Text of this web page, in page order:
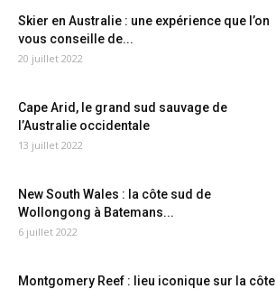
Skier en Australie : une expérience que l’on
vous conseille de...
20 juillet 2022
Cape Arid, le grand sud sauvage de
l’Australie occidentale
13 juillet 2022
New South Wales : la côte sud de
Wollongong à Batemans...
6 juillet 2022
Montgomery Reef : lieu iconique sur la côte